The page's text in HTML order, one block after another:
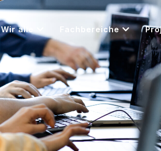
Wir alle Fachbereiche